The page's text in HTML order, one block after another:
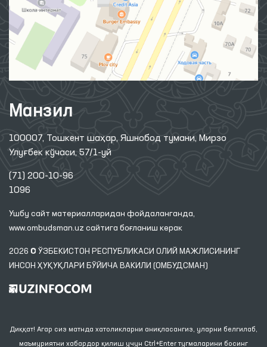
Манзил
100007, Тошкент шаҳар, Яшнобод тумани, Мирзо
Улуғбек кўчаси, 57/1-уй
(71) 200-10-96
1096
Ушбу сайт материалларидан фойдаланганда,
www.ombudsman.uz сайтига боғланиш керак
2026 © ЎЗБЕКИСТОН РЕСПУБЛИКАСИ ОЛИЙ МАЖЛИСИНИНГ
ИНСОН ҲУҚУҚЛАРИ БЎЙИЧА ВАКИЛИ (ОМБУДСМАН)
Диққат! Агар сиз матнда хатоликларни аниқласангиз, уларни белгилаб,
маъмуриятни хабардор қилиш учун Ctrl+Enter тугмаларини босинг